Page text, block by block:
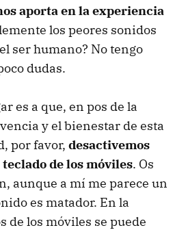
aporta en la experiencia
los peores sonidos
ser humano? No tengo
dudas.
es a que, en pos de la
y el bienestar de esta
por favor, desactivemos
de los móviles. Os
aunque a mí me parece un
es matador. En la
de los móviles se puede